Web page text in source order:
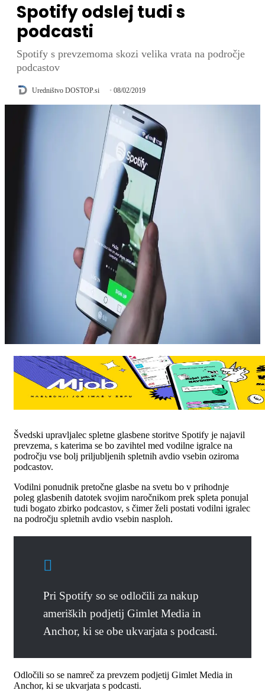
Spotify odslej tudi s
podcasti
Spotify s prevzemoma skozi velika vrata na področje
podcastov
Uredništvo DOSTOP.si 08/02/2019
Švedski upravljalec spletne glasbene storitve Spotify je najavil
prevzema, s katerima se bo zavihtel med vodilne igralce na
področju vse bolj priljubljenih spletnih avdio vsebin oziroma
podcastov.
Vodilni ponudnik pretočne glasbe na svetu bo v prihodnje
poleg glasbenih datotek svojim naročnikom prek spleta ponujal
tudi bogato zbirko podcastov, s čimer želi postati vodilni igralec
na področju spletnih avdio vsebin nasploh.
Pri Spotify so se odločili za nakup
ameriških podjetij Gimlet Media in
Anchor, ki se obe ukvarjata s podcasti.
Odločili so se namreč za prevzem podjetij Gimlet Media in
Anchor, ki se ukvarjata s podcasti.